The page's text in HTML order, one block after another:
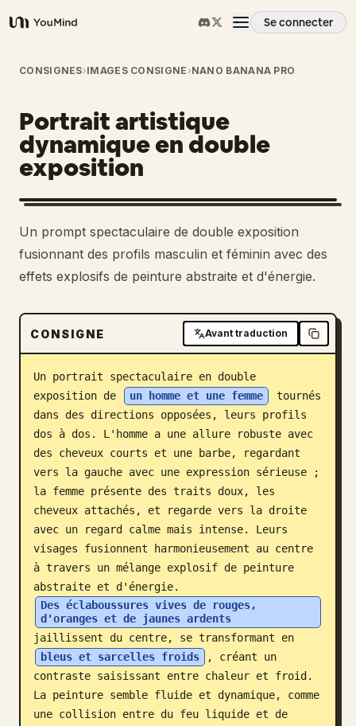
YouMind
Se connecter
Aperçu
Cas d'usage
Compétences
Invites
Tarifs
Télécharger
Blog
Mises à jour
CONSIGNES›IMAGES CONSIGNE ›NANO BANANA PRO
Portrait artistique
dynamique en double
exposition
Un prompt spectaculaire de double exposition
fusionnant des profils masculin et féminin avec des
effets explosifs de peinture abstraite et d'énergie.
CONSIGNE Avant traduction
Un portrait spectaculaire en double
exposition de
un homme et une femme
tournés
dans des directions opposées, leurs profils
dos à dos. L'homme a une allure robuste avec
des cheveux courts et une barbe, regardant
vers la gauche avec une expression sérieuse ;
la femme présente des traits doux, les
cheveux attachés, et regarde vers la droite
avec un regard calme mais intense. Leurs
visages fusionnent harmonieusement au centre
à travers un mélange explosif de peinture
abstraite et d'énergie.
Des éclaboussures vives de rouges,
d'oranges et de jaunes ardents
jaillissent du centre, se transformant en
bleus et sarcelles froids
, créant un
contraste saisissant entre chaleur et froid.
La peinture semble fluide et dynamique, comme
une collision entre du feu liquide et de